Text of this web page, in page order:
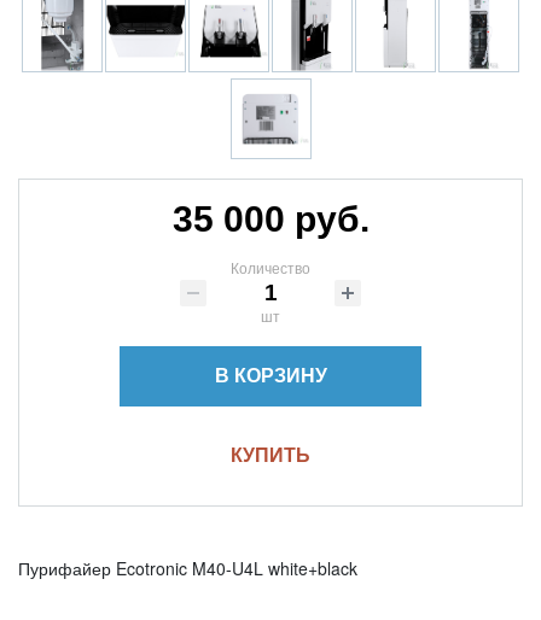
35 000 руб.
Количество
шт
В КОРЗИНУ
КУПИТЬ
Пурифайер Ecotronic M40-U4L white+black